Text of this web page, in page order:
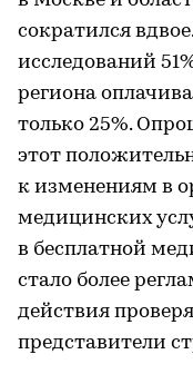
сократился
исследований
региона
только 25%.
этот
к изменениям в
медицинских
в бесплатной
стало более
действия
представители